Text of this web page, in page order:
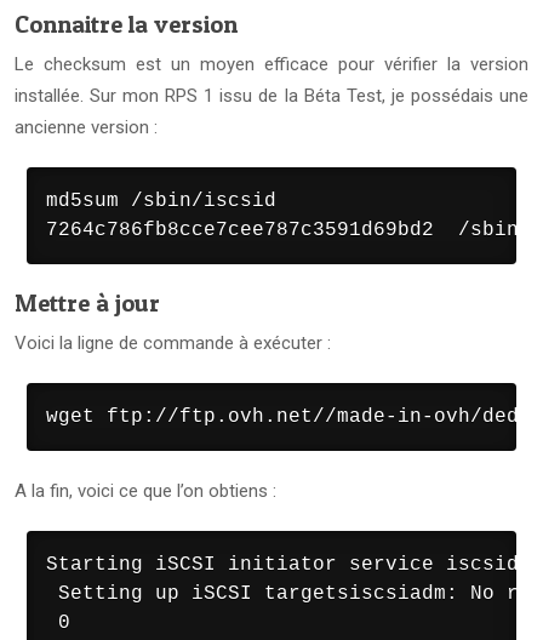
Connaitre la version
Le checksum est un moyen efficace pour vérifier la version
installée. Sur mon RPS 1 issu de la Béta Test, je possédais une
ancienne version :
md5sum /sbin/iscsid
7264c786fb8cce7cee787c3591d69bd2  /
Mettre à jour
Voici la ligne de commande à exécuter :
wget ftp://ftp.ovh.net//made-in-ovh/
A la fin, voici ce que l’on obtiens :
Starting iSCSI initiator service iscsid0
Setting up iSCSI targetsiscsiadm: No
0